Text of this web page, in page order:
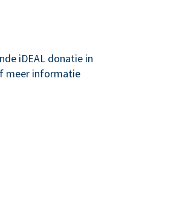
iDEAL donatie in
meer informatie